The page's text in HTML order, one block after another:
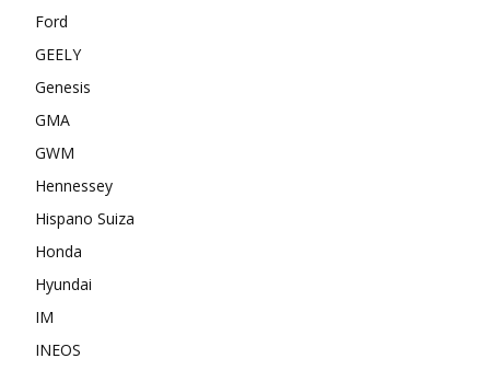
Ford
GEELY
Genesis
GMA
GWM
Hennessey
Hispano Suiza
Honda
Hyundai
IM
INEOS